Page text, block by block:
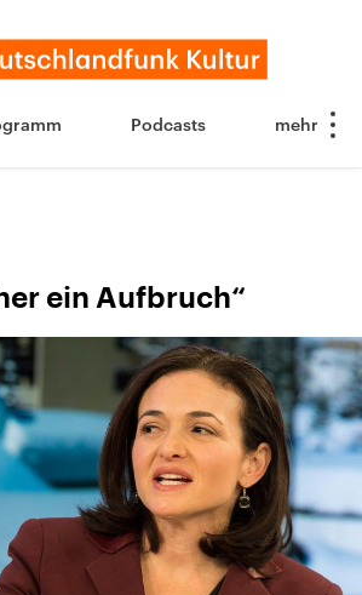
Podcasts
ein Aufbruch“